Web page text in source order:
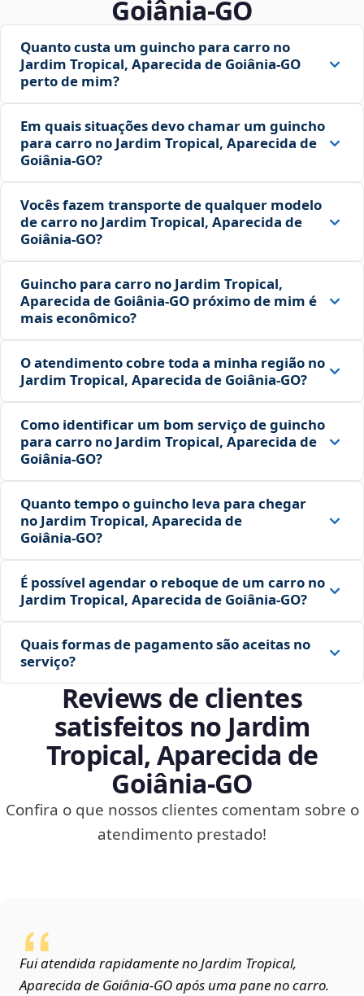
Goiânia‑GO
Quanto custa um guincho para carro no
Jardim Tropical, Aparecida de Goiânia‑GO
perto de mim?
Em quais situações devo chamar um guincho
para carro no Jardim Tropical, Aparecida de
Goiânia‑GO?
Vocês fazem transporte de qualquer modelo
de carro no Jardim Tropical, Aparecida de
Goiânia‑GO?
Guincho para carro no Jardim Tropical,
Aparecida de Goiânia‑GO próximo de mim é
mais econômico?
O atendimento cobre toda a minha região no
Jardim Tropical, Aparecida de Goiânia‑GO?
Como identificar um bom serviço de guincho
para carro no Jardim Tropical, Aparecida de
Goiânia‑GO?
Quanto tempo o guincho leva para chegar
no Jardim Tropical, Aparecida de
Goiânia‑GO?
É possível agendar o reboque de um carro no
Jardim Tropical, Aparecida de Goiânia‑GO?
Quais formas de pagamento são aceitas no
serviço?
Reviews de clientes
satisfeitos no Jardim
Tropical, Aparecida de
Goiânia‑GO
Confira o que nossos clientes comentam sobre o
atendimento prestado!
Fui atendida rapidamente no Jardim Tropical,
Aparecida de Goiânia‑GO após uma pane no carro.